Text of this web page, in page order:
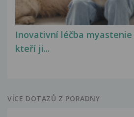
Inovativní léčba
kteří ji...
VÍCE DOTAZŮ Z PORADNY